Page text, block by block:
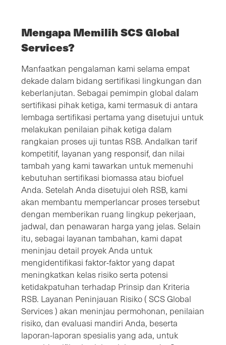
Mengapa Memilih SCS Global
Services?
Manfaatkan pengalaman kami selama empat
dekade dalam bidang sertifikasi lingkungan dan
keberlanjutan. Sebagai pemimpin global dalam
sertifikasi pihak ketiga, kami termasuk di antara
lembaga sertifikasi pertama yang disetujui untuk
melakukan penilaian pihak ketiga dalam
rangkaian proses uji tuntas RSB. Andalkan tarif
kompetitif, layanan yang responsif, dan nilai
tambah yang kami tawarkan untuk memenuhi
kebutuhan sertifikasi biomassa atau biofuel
Anda. Setelah Anda disetujui oleh RSB, kami
akan membantu memperlancar proses tersebut
dengan memberikan ruang lingkup pekerjaan,
jadwal, dan penawaran harga yang jelas. Selain
itu, sebagai layanan tambahan, kami dapat
meninjau detail proyek Anda untuk
mengidentifikasi faktor-faktor yang dapat
meningkatkan kelas risiko serta potensi
ketidakpatuhan terhadap Prinsip dan Kriteria
RSB. Layanan Peninjauan Risiko ( SCS Global
Services ) akan meninjau permohonan, penilaian
risiko, dan evaluasi mandiri Anda, beserta
laporan-laporan spesialis yang ada, untuk